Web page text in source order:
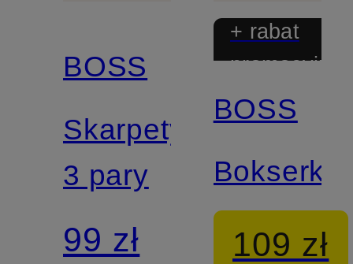
BOSS
Skarpety,
3 pary
99 zł
+ rabat
promocyjny
BOSS
Bokserki
109 zł